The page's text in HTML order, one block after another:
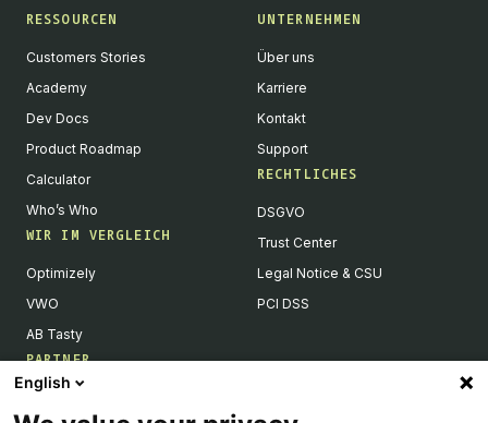
RESSOURCEN
Customers Stories
Academy
Dev Docs
Product Roadmap
Calculator
Who’s Who
WIR IM VERGLEICH
Optimizely
VWO
AB Tasty
PARTNER
UNTERNEHMEN
Über uns
Karriere
Kontakt
Support
RECHTLICHES
DSGVO
Trust Center
Legal Notice & CSU
PCI DSS
English